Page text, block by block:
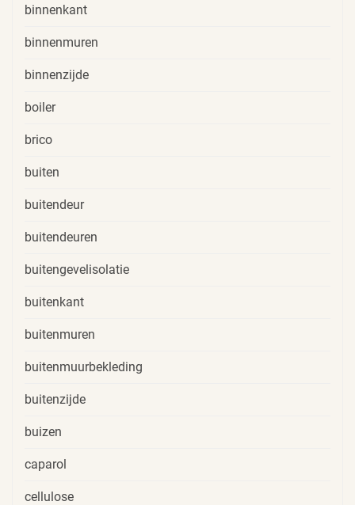
binnenkant
binnenmuren
binnenzijde
boiler
brico
buiten
buitendeur
buitendeuren
buitengevelisolatie
buitenkant
buitenmuren
buitenmuurbekleding
buitenzijde
buizen
caparol
cellulose